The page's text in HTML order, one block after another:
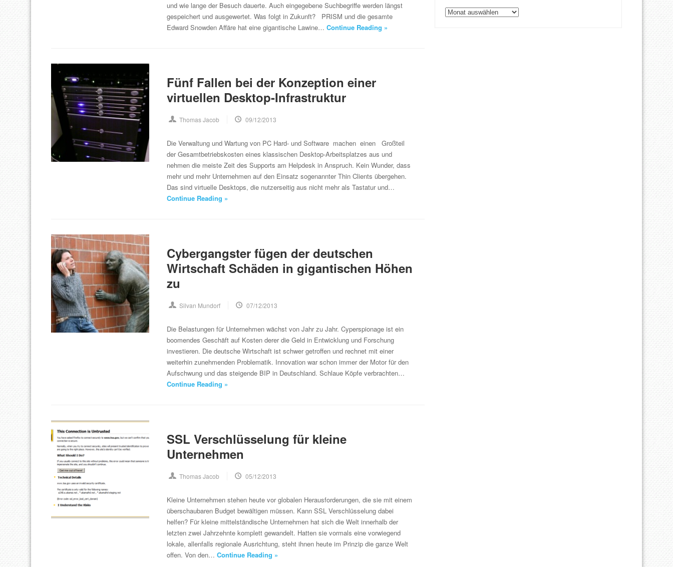
und wie lange der Besuch dauerte. Auch eingegebene Suchbegriffe werden längst
gespeichert und ausgewertet. Was folgt in Zukunft? PRISM und die gesamte
Edward Snowden Affäre hat eine gigantische Lawine…Continue Reading »
Fünf Fallen bei der Konzeption einer
virtuellen Desktop-Infrastruktur
Thomas Jacob 09/12/2013
Die Verwaltung und Wartung von PC Hard- und Software machen einen Großteil
der Gesamtbetriebskosten eines klassischen Desktop-Arbeitsplatzes aus und
nehmen die meiste Zeit des Supports am Helpdesk in Anspruch. Kein Wunder, dass
mehr und mehr Unternehmen auf den Einsatz sogenannter Thin Clients übergehen.
Das sind virtuelle Desktops, die nutzerseitig aus nicht mehr als Tastatur und…
Continue Reading »
Cybergangster fügen der deutschen
Wirtschaft Schäden in gigantischen Höhen
zu
Silvan Mundorf 07/12/2013
Die Belastungen für Unternehmen wächst von Jahr zu Jahr. Cyperspionage ist ein
boomendes Geschäft auf Kosten derer die Geld in Entwicklung und Forschung
investieren. Die deutsche Wirtschaft ist schwer getroffen und rechnet mit einer
weiterhin zunehmenden Problematik. Innovation war schon immer der Motor für den
Aufschwung und das steigende BIP in Deutschland. Schlaue Köpfe verbrachten…
Continue Reading »
SSL Verschlüsselung für kleine
Unternehmen
Thomas Jacob 05/12/2013
Kleine Unternehmen stehen heute vor globalen Herausforderungen, die sie mit einem
überschaubaren Budget bewältigen müssen. Kann SSL Verschlüsselung dabei
helfen? Für kleine mittelständische Unternehmen hat sich die Welt innerhalb der
letzten zwei Jahrzehnte komplett gewandelt. Hatten sie vormals eine vorwiegend
lokale, allenfalls regionale Ausrichtung, steht ihnen heute im Prinzip die ganze Welt
offen. Von den…Continue Reading »
Archiv